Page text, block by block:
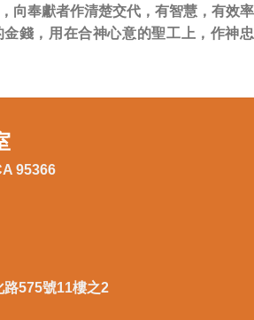
向奉獻者作清楚交代，有智慧，有效率
錢，用在合神心意的聖工上，作神忠
95366
575號11樓之2